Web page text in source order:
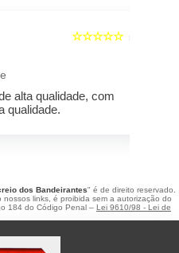
5
☆☆☆☆☆
alta qualidade, com
qualidade.
dos Bandeirantes" é de direito reservado.
links, é proibida sem a autorização do
184 do Código Penal – Lei 9610/98 - Lei de